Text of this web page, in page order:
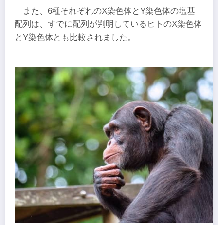
また、6種それぞれのX染色体とY染色体の塩基
配列は、すでに配列が判明しているヒトのX染色体
とY染色体とも比較されました。